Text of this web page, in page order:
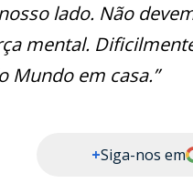
lado. Não
mental.
Mundo em casa.”
+Siga-nos em